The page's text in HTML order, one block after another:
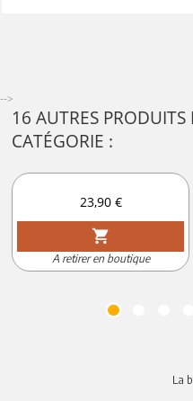
-->
16 AUTRES
CATÉGORIE :
Prix
23,90 €
shopping_cart
A retirer en boutique
La